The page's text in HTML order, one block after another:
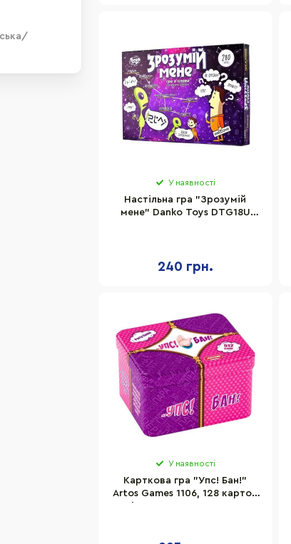
У наявності
Настільна гра "Зрозумій
мене" Danko Toys DTG18U
240 грн.
У наявності
Карткова гра "Упс! Бан!"
Artos Games 1106, 128 карток